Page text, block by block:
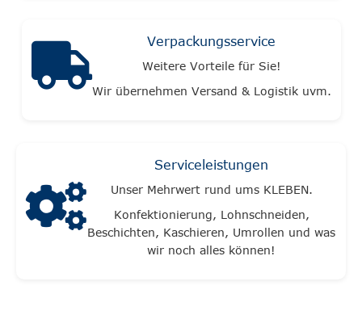
Verpackungsservice
Weitere Vorteile für Sie!
Wir übernehmen Versand & Logistik uvm.
Serviceleistungen
Unser Mehrwert rund ums KLEBEN.
Konfektionierung, Lohnschneiden,
Beschichten, Kaschieren, Umrollen und was
wir noch alles können!